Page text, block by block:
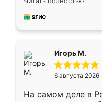
делу со всей
за день, ребята
Игорь М.
6 августа 2026
На самом деле в